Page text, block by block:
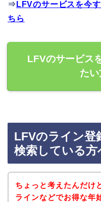
⇒ LFVのサービスを今
ちら
LFVのサービス
た
LFVのライン登
検索している方
ちょっと考えたんだけ
ラインなどでお得な年